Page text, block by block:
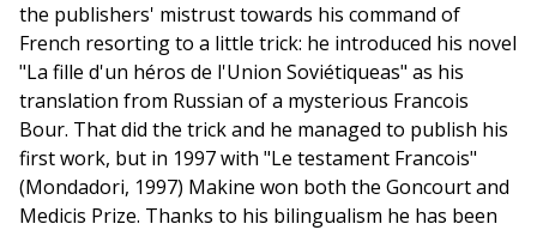
the publishers' mistrust towards his command of
French resorting to a little trick: he introduced his novel
"La fille d'un héros de l'Union Soviétiqueas" as his
translation from Russian of a mysterious Francois
Bour. That did the trick and he managed to publish his
first work, but in 1997 with "Le testament Francois"
(Mondadori, 1997) Makine won both the Goncourt and
Medicis Prize. Thanks to his bilingualism he has been